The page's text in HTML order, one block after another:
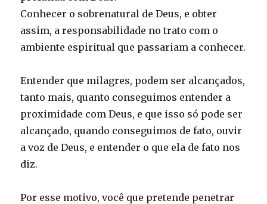
Conhecer o sobrenatural de Deus, e obter
assim, a responsabilidade no trato com o
ambiente espiritual que passariam a conhecer.
Entender que milagres, podem ser alcançados,
tanto mais, quanto conseguimos entender a
proximidade com Deus, e que isso só pode ser
alcançado, quando conseguimos de fato, ouvir
a voz de Deus, e entender o que ela de fato nos
diz.
Por esse motivo, você que pretende penetrar